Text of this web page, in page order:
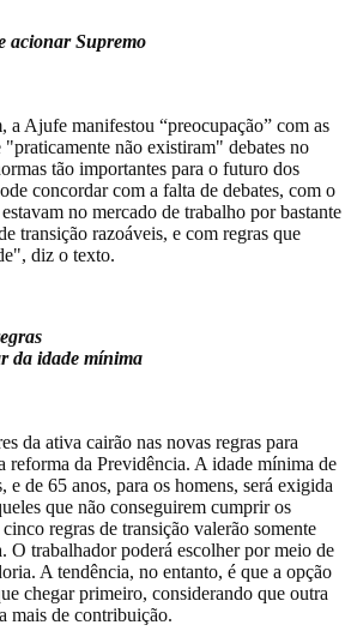
acionar Supremo
a Ajufe manifestou “preocupação” com as
"praticamente não existiram" debates no
tão importantes para o futuro dos
concordar com a falta de debates, com o
no mercado de trabalho por bastante
transição razoáveis, e com regras que
diz o texto.
da idade mínima
da ativa cairão nas novas regras para
reforma da Previdência. A idade mínima de
e de 65 anos, para os homens, será exigida
que não conseguirem cumprir os
regras de transição valerão somente
O trabalhador poderá escolher por meio de
A tendência, no entanto, é que a opção
chegar primeiro, considerando que outra
mais de contribuição.